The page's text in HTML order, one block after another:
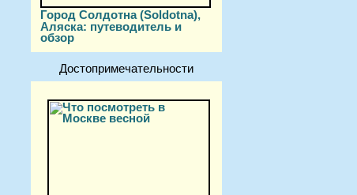
Город Солдотна (Soldotna),
Аляска: путеводитель и
обзор
Достопримечательности